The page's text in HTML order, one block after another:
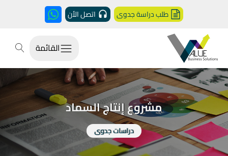
طلب دراسة جدوى اتصل الأن
القائمة
مشروع إنتاج السماد
دراسات جدوى